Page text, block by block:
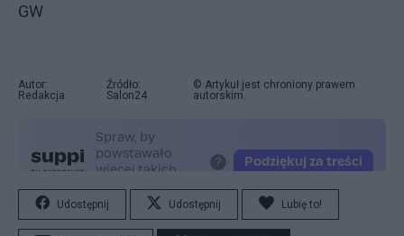
GW
Autor:
Redakcja
Źródło:
Salon24
© Artykuł jest chroniony prawem
autorskim.
Udostępnij Udostępnij Lubię to!